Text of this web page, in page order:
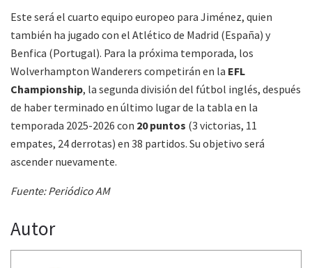
Este será el cuarto equipo europeo para Jiménez, quien
también ha jugado con el Atlético de Madrid (España) y
Benfica (Portugal). Para la próxima temporada, los
Wolverhampton Wanderers competirán en la EFL
Championship, la segunda división del fútbol inglés, después
de haber terminado en último lugar de la tabla en la
temporada 2025-2026 con 20 puntos (3 victorias, 11
empates, 24 derrotas) en 38 partidos. Su objetivo será
ascender nuevamente.
Fuente: Periódico AM
Autor